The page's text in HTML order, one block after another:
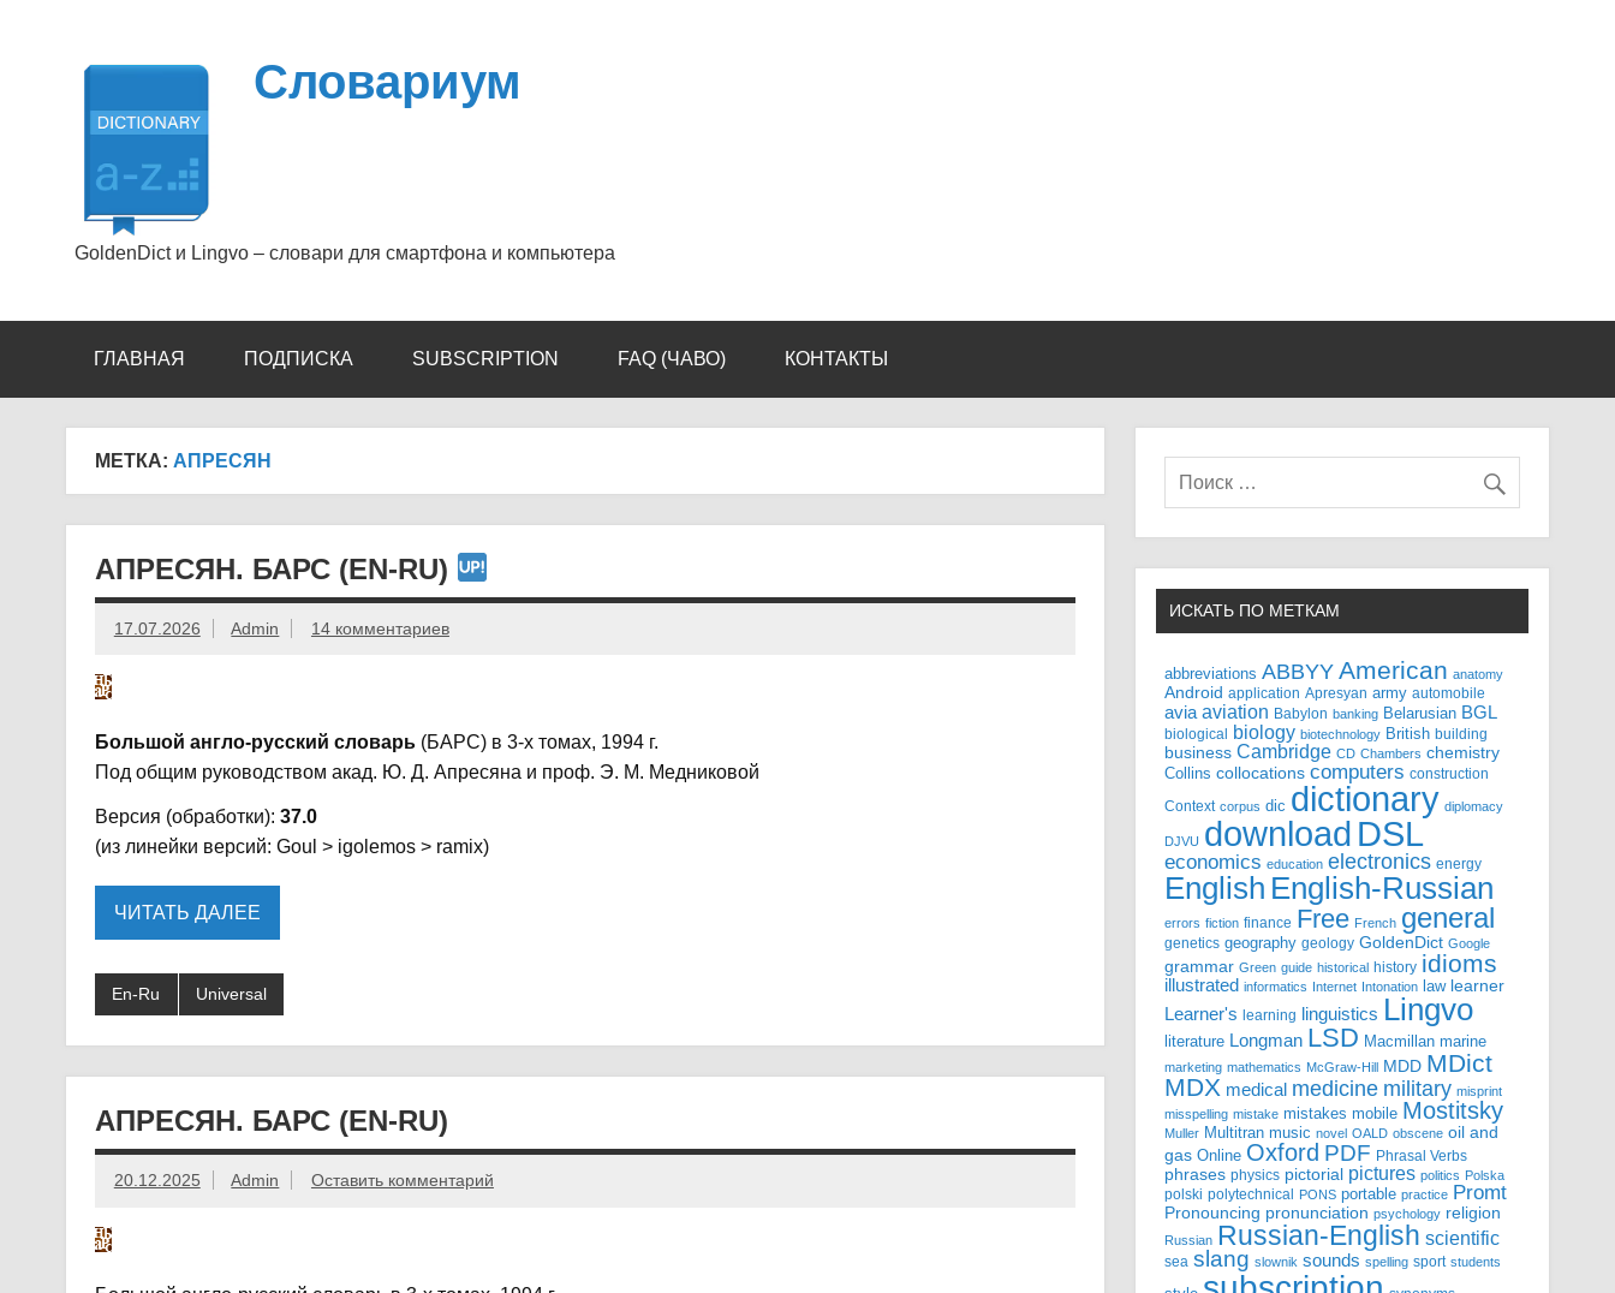
Словариум
GoldenDict и Lingvo – словари для смартфона и компьютера
ГЛАВНАЯ ПОДПИСКА SUBSCRIPTION FAQ (ЧАВО) КОНТАКТЫ
МЕТКА: АПРЕСЯН
АПРЕСЯН. БАРС (EN-RU)
17.07.2026 Admin 14 комментариев
Большой англо-русский словарь(БАРС) в 3-х томах, 1994 г.
Под общим руководством акад. Ю. Д. Апресяна и проф. Э. М. Медниковой
Версия (обработки): 37.0
(из линейки версий: Goul > igolemos > ramix)
ЧИТАТЬ ДАЛЕЕ
En-Ru Universal
АПРЕСЯН. БАРС (EN-RU)
20.12.2025 Admin Оставить комментарий
ИСКАТЬ ПО МЕТКАМ
abbreviations ABBYY American anatomy
Android application Apresyan army automobile
avia aviation Babylon banking Belarusian BGL
biological biology biotechnology British building
business Cambridge CD Chambers chemistry
Collins collocations computers construction
Context corpus dic dictionary diplomacy
DJVU download DSL
economics education electronics energy
English English-Russian
errors fiction finance Free French general
genetics geography geology GoldenDict Google
grammar Green guide historical history idioms
illustrated informatics Internet Intonation law learner
Learner's learning linguistics Lingvo
literature Longman LSD Macmillan marine
marketing mathematics McGraw-Hill MDD MDict
MDX medical medicine military misprint
misspelling mistake mistakes mobile Mostitsky
Muller Multitran music novel OALD obscene oil and
gas Online Oxford PDF Phrasal Verbs
phrases physics pictorial pictures politics Polska
polski polytechnical PONS portable practice Promt
Pronouncing pronunciation psychology religion
Russian Russian-English scientific
sea slang slownik sounds spelling sport students